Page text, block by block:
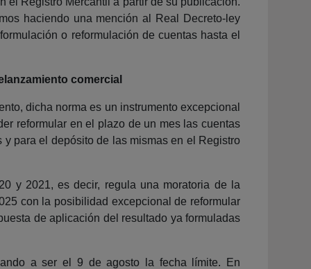
haciendo una mención al Real Decreto-ley
o reformulación de cuentas hasta el
comercial
dicha norma es un instrumento excepcional
reformular en el plazo de un mes las cuentas
para el depósito de las mismas en el Registro
y 2021, es decir, regula una moratoria de la
con la posibilidad excepcional de reformular
de aplicación del resultado ya formuladas
a ser el 9 de agosto la fecha límite. En